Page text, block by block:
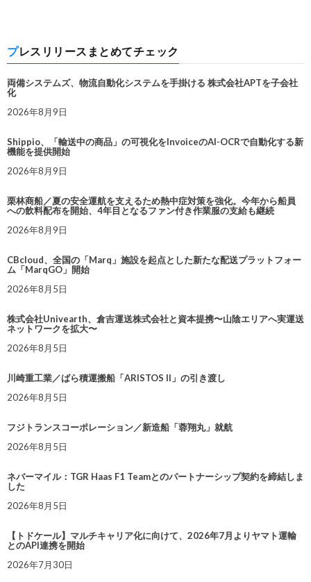
プレスリリースまとめてチェック
両備システムズ、物流自動化システムを手掛ける 株式会社APTを子会社
化
2026年8月9日
Shippio、「輸送中の商品」の可視化をInvoiceのAI-OCRで自動化する新
機能を提供開始
2026年8月9日
栗林商船／夏の安全運航を支えるため熱中症対策を強化。今年から船員
への飲料配布を開始、4年目となるファン付き作業服の支給も継続
2026年8月9日
CBcloud、全国の「Marq」施設を起点とした新たな配送プラットフォー
ム「MarqGO」開始
2026年8月5日
株式会社Univearth、倉吉運送株式会社と資本提携〜山陰エリアへ実運送
ネットワークを拡大〜
2026年8月5日
川崎重工業／ばら積運搬船「ARISTOS II」の引き渡し
2026年8月5日
フジトランスコーポレーション／新造船「蓉翔丸」就航
2026年8月5日
ネバーマイル：TGR Haas F1 Teamとのパートナーシップ契約を締結しま
した
2026年8月5日
【トドケール】マルチキャリア化に向けて、2026年7月よりヤマト運輸
とのAPI連携を開始
2026年7月30日